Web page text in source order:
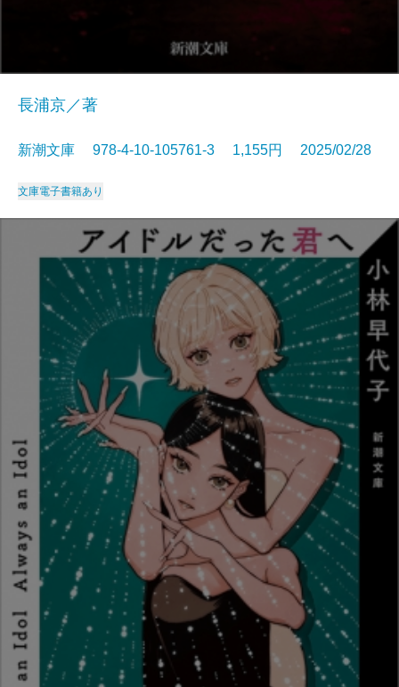
長浦京／著
新潮文庫 978-4-10-105761-3 1,155円 2025/02/28
文庫電子書籍あり